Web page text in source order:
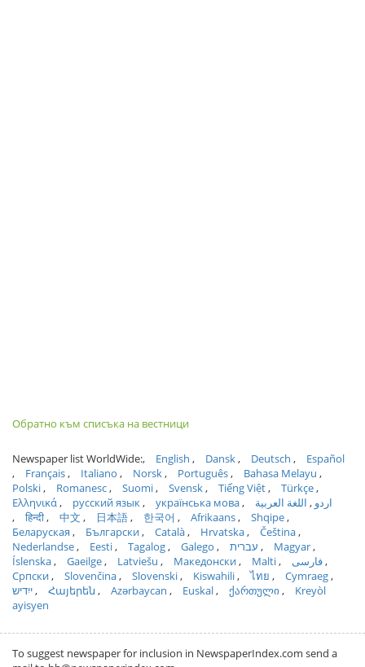
Обратно към списъка на вестници
Newspaper list WorldWide: English Dansk Deutsch
Español
Français
Italiano Norsk Português
Bahasa Melayu
Polski
Romanesc Suomi Svensk Tiếng Việt
Türkçe
Ελληνικά
русский язык українська мова اردو
اللغة العربية
हिन्दी
中文 日本語 한국어 Afrikaans
Shqipe
Беларуская
Български Català Hrvatska
Čeština
Nederlandse
Eesti Tagalog Galego עברית
Magyar
Íslenska
Gaeilge Latviešu Македонски Malti
فارسی
Српски
Slovenčina Slovenski Kiswahili ไทย
Cymraeg
ייִדיש
Հայերեն Azərbaycan Euskal ქართული
Kreyòl
ayisyen
To suggest newspaper for inclusion in NewspaperIndex.com send a